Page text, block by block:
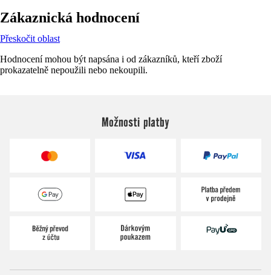
Zákaznická hodnocení
Přeskočit oblast
Hodnocení mohou být napsána i od zákazníků, kteří zboží
prokazatelně nepoužili nebo nekoupili.
Možnosti platby